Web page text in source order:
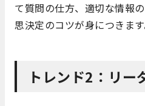
て質問の仕方、適切な情報
思決定のコツが身につきます
トレンド2：リー